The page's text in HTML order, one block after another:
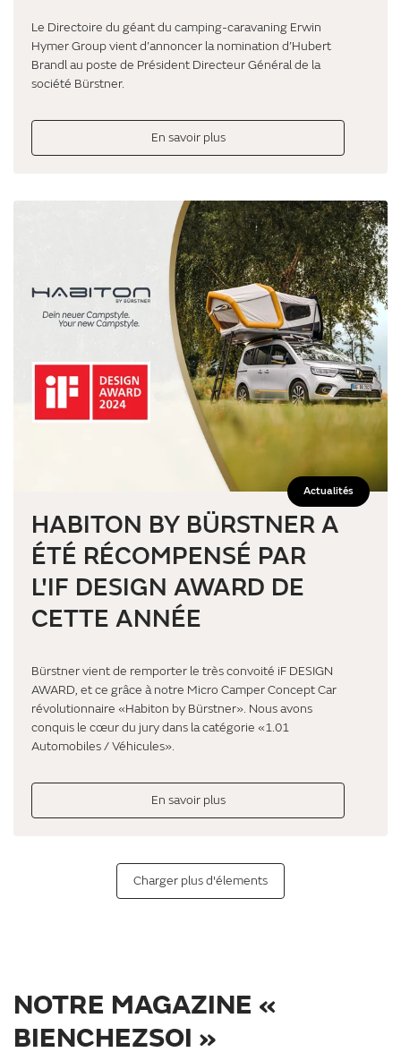
Le Directoire du géant du camping-caravaning Erwin
Hymer Group vient d’annoncer la nomination d’Hubert
Brandl au poste de Président Directeur Général de la
société Bürstner.
En savoir plus
Actualités
HABITON BY BÜRSTNER A
ÉTÉ RÉCOMPENSÉ PAR
L'IF DESIGN AWARD DE
CETTE ANNÉE
Bürstner vient de remporter le très convoité iF DESIGN
AWARD, et ce grâce à notre Micro Camper Concept Car
révolutionnaire «Habiton by Bürstner». Nous avons
conquis le cœur du jury dans la catégorie «1.01
Automobiles / Véhicules».
En savoir plus
Charger plus d'élements
NOTRE MAGAZINE «
BIENCHEZSOI »